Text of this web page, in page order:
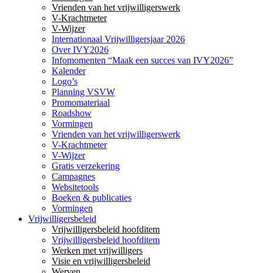
Vrienden van het vrijwilligerswerk
V-Krachtmeter
V-Wijzer
Internationaal Vrijwilligersjaar 2026
Over IVY2026
Infomomenten “Maak een succes van IVY2026”
Kalender
Logo’s
Planning VSVW
Promomateriaal
Roadshow
Vormingen
Vrienden van het vrijwilligerswerk
V-Krachtmeter
V-Wijzer
Gratis verzekering
Campagnes
Websitetools
Boeken & publicaties
Vormingen
Vrijwilligersbeleid
Vrijwilligersbeleid hoofditem
Vrijwilligersbeleid hoofditem
Werken met vrijwilligers
Visie en vrijwilligersbeleid